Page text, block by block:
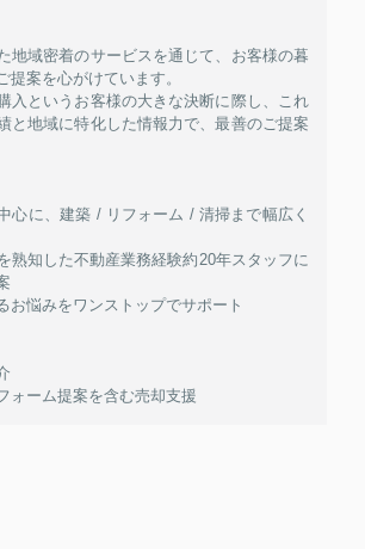
地域密着のサービスを通じて、お客様の暮
提案を心がけています。
入というお客様の大きな決断に際し、これ
と地域に特化した情報力で、最善のご提案
心に、建築 / リフォーム / 清掃まで幅広く
熟知した不動産業務経験約20年スタッフに
お悩みをワンストップでサポート
ォーム提案を含む売却支援